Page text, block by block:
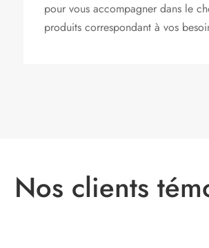
pour vous accompagner dans le
produits correspondant à vos
Nos clients